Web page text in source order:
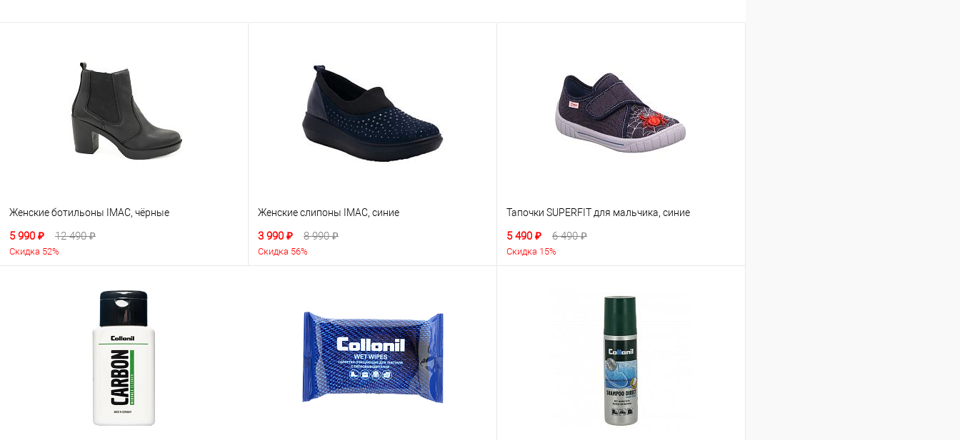
Женские ботильоны IMAC, чёрные
5 990 ₽ 12 490 ₽
Скидка 52%
Женские слипоны IMAC, синие
3 990 ₽ 8 990 ₽
Скидка 56%
Тапочки SUPERFIT для мальчика, синие
5 490 ₽ 6 490 ₽
Скидка 15%